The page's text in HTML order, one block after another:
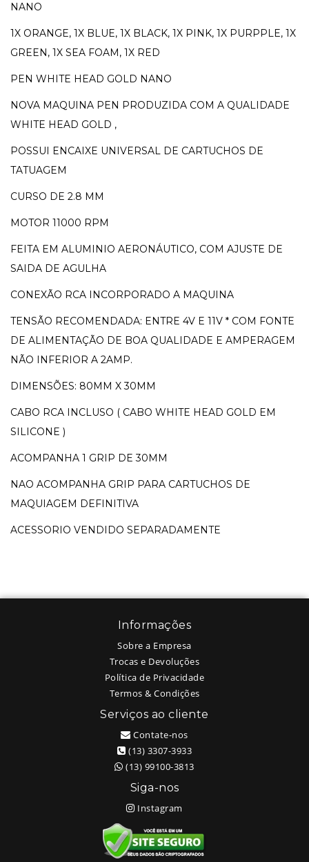
NANO
1X ORANGE, 1X BLUE, 1X BLACK, 1X PINK, 1X PURPPLE, 1X
GREEN, 1X SEA FOAM, 1X RED
PEN WHITE HEAD GOLD NANO
NOVA MAQUINA PEN PRODUZIDA COM A QUALIDADE
WHITE HEAD GOLD ,
POSSUI ENCAIXE UNIVERSAL DE CARTUCHOS DE
TATUAGEM
CURSO DE 2.8 MM
MOTOR 11000 RPM
FEITA EM ALUMINIO AERONÁUTICO, COM AJUSTE DE
SAIDA DE AGULHA
CONEXÃO RCA INCORPORADO A MAQUINA
TENSÃO RECOMENDADA: ENTRE 4V E 11V * COM FONTE
DE ALIMENTAÇÃO DE BOA QUALIDADE E AMPERAGEM
NÃO INFERIOR A 2AMP.
DIMENSÕES: 80MM X 30MM
CABO RCA INCLUSO ( CABO WHITE HEAD GOLD EM
SILICONE )
ACOMPANHA 1 GRIP DE 30MM
NAO ACOMPANHA GRIP PARA CARTUCHOS DE
MAQUIAGEM DEFINITIVA
ACESSORIO VENDIDO SEPARADAMENTE
Informações
Sobre a Empresa
Trocas e Devoluções
Política de Privacidade
Termos & Condições
Serviços ao cliente
Contate-nos
(13) 3307-3933
(13) 99100-3813
Siga-nos
Instagram